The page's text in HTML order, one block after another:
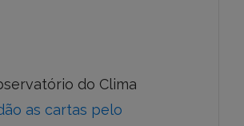
do Clima
as cartas pelo